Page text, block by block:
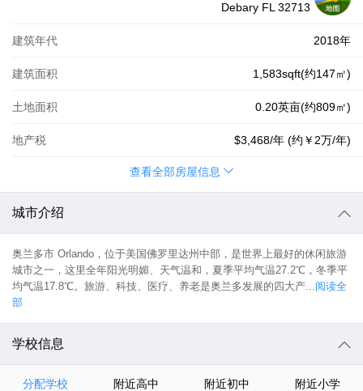
Debary FL 32713
建筑年代 2018年
建筑面积 1,583sqft(约147㎡)
土地面积 0.20英亩(约809㎡)
地产税 $3,468/年 (约 ￥2万/年)
查看全部房屋信息
城市介绍
奥兰多市 Orlando，位于美国佛罗里达州中部，是世界上最好的休闲旅游
城市之一，这里全年阳光明媚、天气温和，夏季平均气温27.2℃，冬季平
均气温17.8℃。旅游、科技、医疗、养老是奥兰多发展的四大产...阅读全
部
学校信息
分配学校 附近高中 附近初中 附近小学